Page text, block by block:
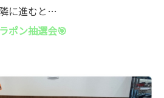
隣に進むと…
ポン抽選会🎯